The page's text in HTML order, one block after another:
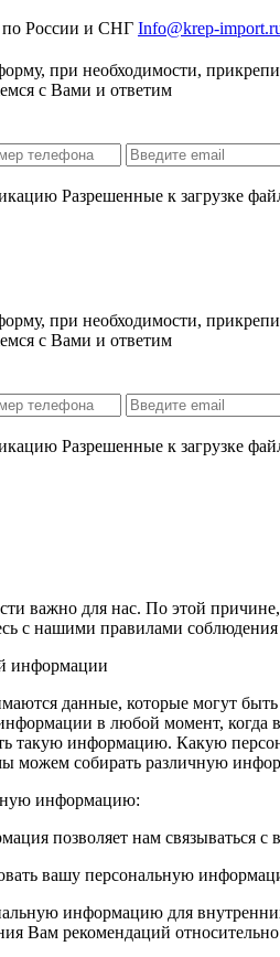
по России и СНГ Info@krep-
при необходимости,
с Вами и ответим
Разрешенные к загрузке
при необходимости,
с Вами и ответим
Разрешенные к загрузке
важно для нас. По этой
с нашими правилами
информации
данные, которые могут
в любой момент,
такую информацию. Какую
можем собирать различную
информацию:
позволяет нам
вашу персональную
информацию для
Вам рекомендаций